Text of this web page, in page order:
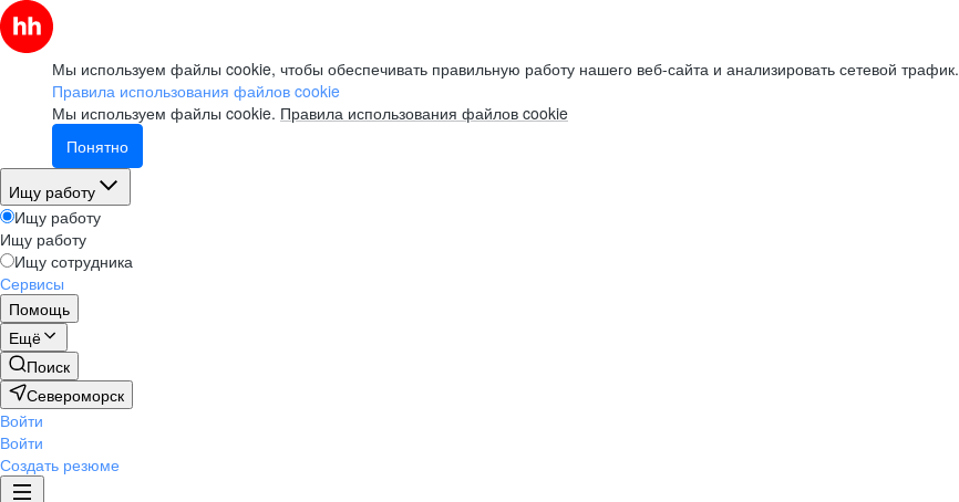
Мы используем файлы cookie, чтобы обеспечивать правильную работу нашего веб-сайта и анализировать сетевой трафик.
Правила использования файлов cookie
Мы используем файлы cookie. Правила использования файлов cookie
Понятно
Ищу работу
Ищу работу
Ищу работу
Ищу сотрудника
Сервисы
Помощь
Ещё
Поиск
Североморск
Войти
Войти
Создать резюме